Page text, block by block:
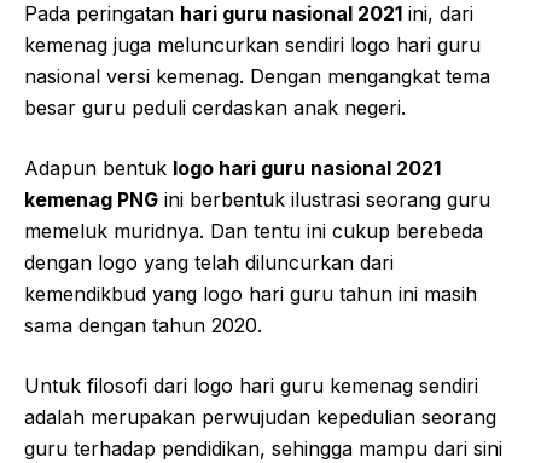
Pada peringatan hari guru nasional 2021 ini, dari
kemenag juga meluncurkan sendiri logo hari guru
nasional versi kemenag. Dengan mengangkat tema
besar guru peduli cerdaskan anak negeri.
Adapun bentuk logo hari guru nasional 2021
kemenag PNG ini berbentuk ilustrasi seorang guru
memeluk muridnya. Dan tentu ini cukup berebeda
dengan logo yang telah diluncurkan dari
kemendikbud yang logo hari guru tahun ini masih
sama dengan tahun 2020.
Untuk filosofi dari logo hari guru kemenag sendiri
adalah merupakan perwujudan kepedulian seorang
guru terhadap pendidikan, sehingga mampu dari sini